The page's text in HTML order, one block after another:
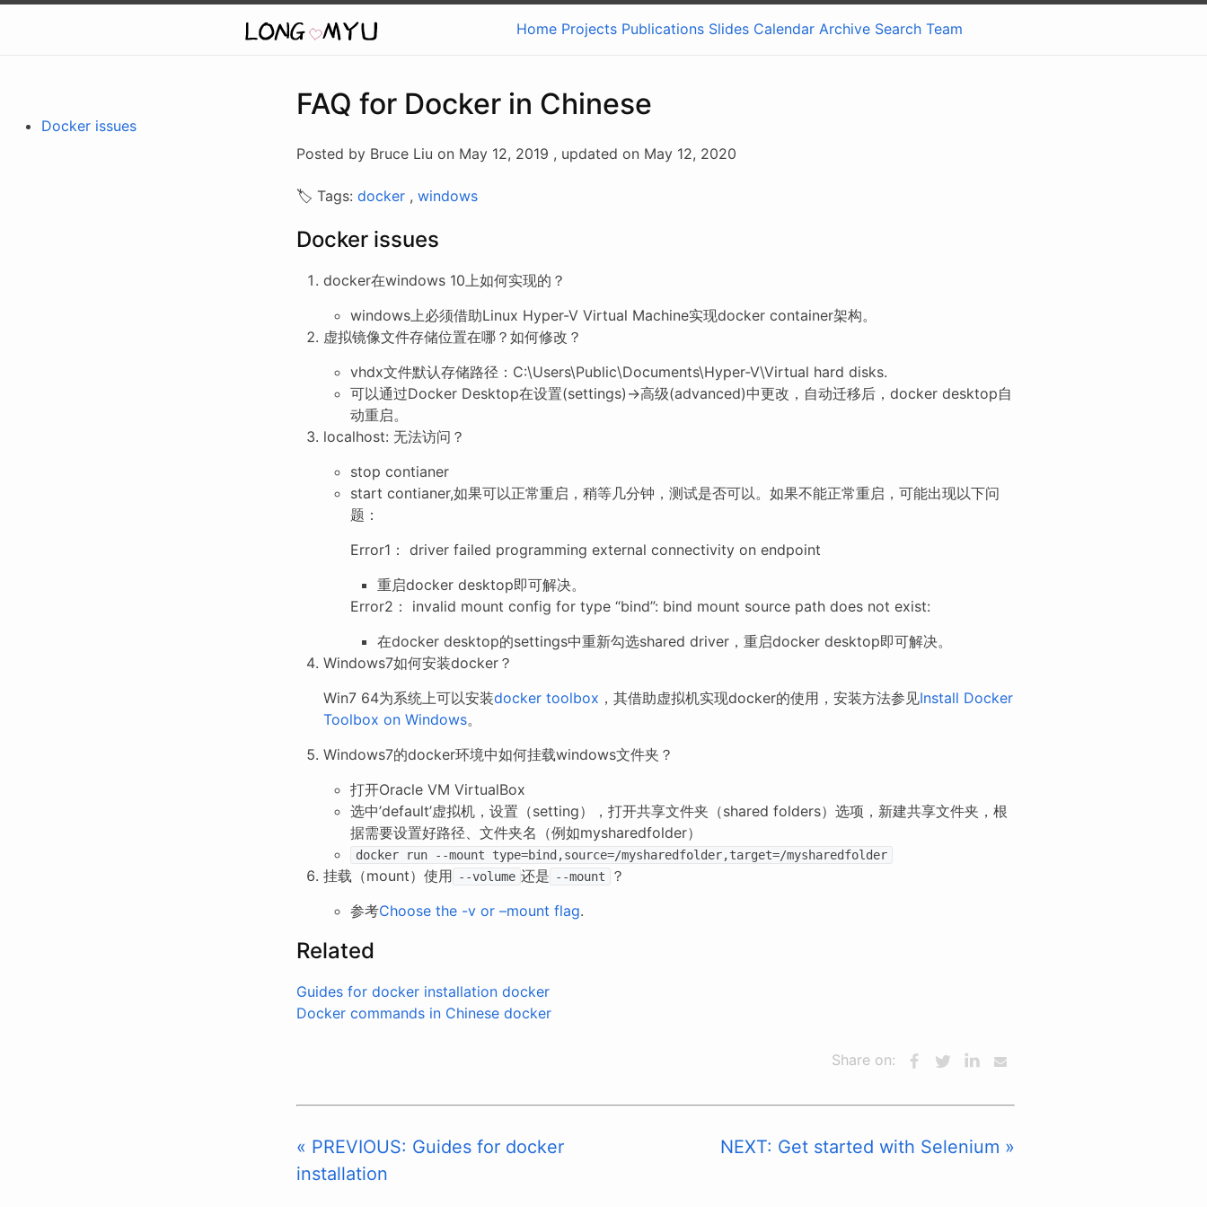
Home Projects Publications Slides Calendar Archive Search Team
FAQ for Docker in Chinese
Posted by Bruce Liu on May 12, 2019 , updated on May 12, 2020
🏷️ Tags: docker , windows
Docker issues
Docker issues
docker在windows 10上如何实现的？
windows上必须借助Linux Hyper-V Virtual Machine实现docker container架构。
虚拟镜像文件存储位置在哪？如何修改？
vhdx文件默认存储路径：C:\Users\Public\Documents\Hyper-V\Virtual hard disks.
可以通过Docker Desktop在设置(settings)->高级(advanced)中更改，自动迁移后，docker desktop自
动重启。
localhost: 无法访问？
stop contianer
start contianer,如果可以正常重启，稍等几分钟，测试是否可以。如果不能正常重启，可能出现以下问
题：
Error1： driver failed programming external connectivity on endpoint
重启docker desktop即可解决。
Error2： invalid mount config for type “bind”: bind mount source path does not exist:
在docker desktop的settings中重新勾选shared driver，重启docker desktop即可解决。
Windows7如何安装docker？
Win7 64为系统上可以安装docker toolbox ，其借助虚拟机实现docker的使用，安装方法参见Install Docker
Toolbox on Windows。
Windows7的docker环境中如何挂载windows文件夹？
打开Oracle VM VirtualBox
选中’default’虚拟机，设置（setting），打开共享文件夹（shared folders）选项，新建共享文件夹，根
据需要设置好路径、文件夹名（例如mysharedfolder）
docker run --mount type=bind,source=/mysharedfolder,target=/mysharedfolder
挂载（mount）使用 --volume 还是 --mount
？
参考Choose the -v or –mount flag.
Related
Guides for docker installation docker
Docker commands in Chinese docker
Share on:
« PREVIOUS: Guides for docker
installation
NEXT: Get started with Selenium »